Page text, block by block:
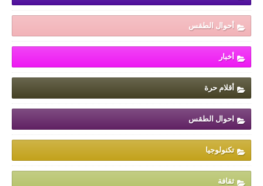
أحوال الطقس
أخبار
أقلام حرة
احوال الطقس
تكنولوجيا
ثقافة